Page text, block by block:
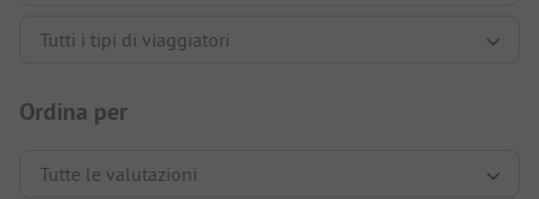
Ordina per